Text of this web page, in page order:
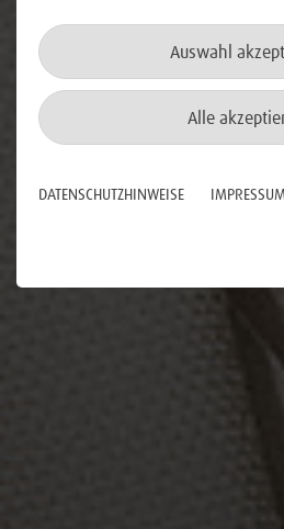
Auswahl
Alle
DATENSCHUTZHINWEISE